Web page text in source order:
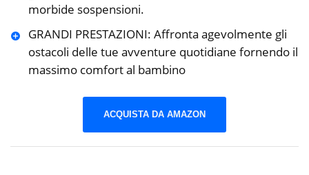
morbide sospensioni.
GRANDI PRESTAZIONI: Affronta agevolmente gli
ostacoli delle tue avventure quotidiane fornendo il
massimo comfort al bambino
ACQUISTA DA AMAZON